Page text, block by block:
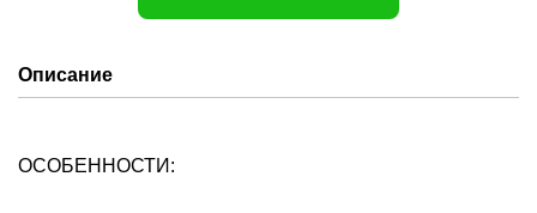
Описание
ОСОБЕННОСТИ: